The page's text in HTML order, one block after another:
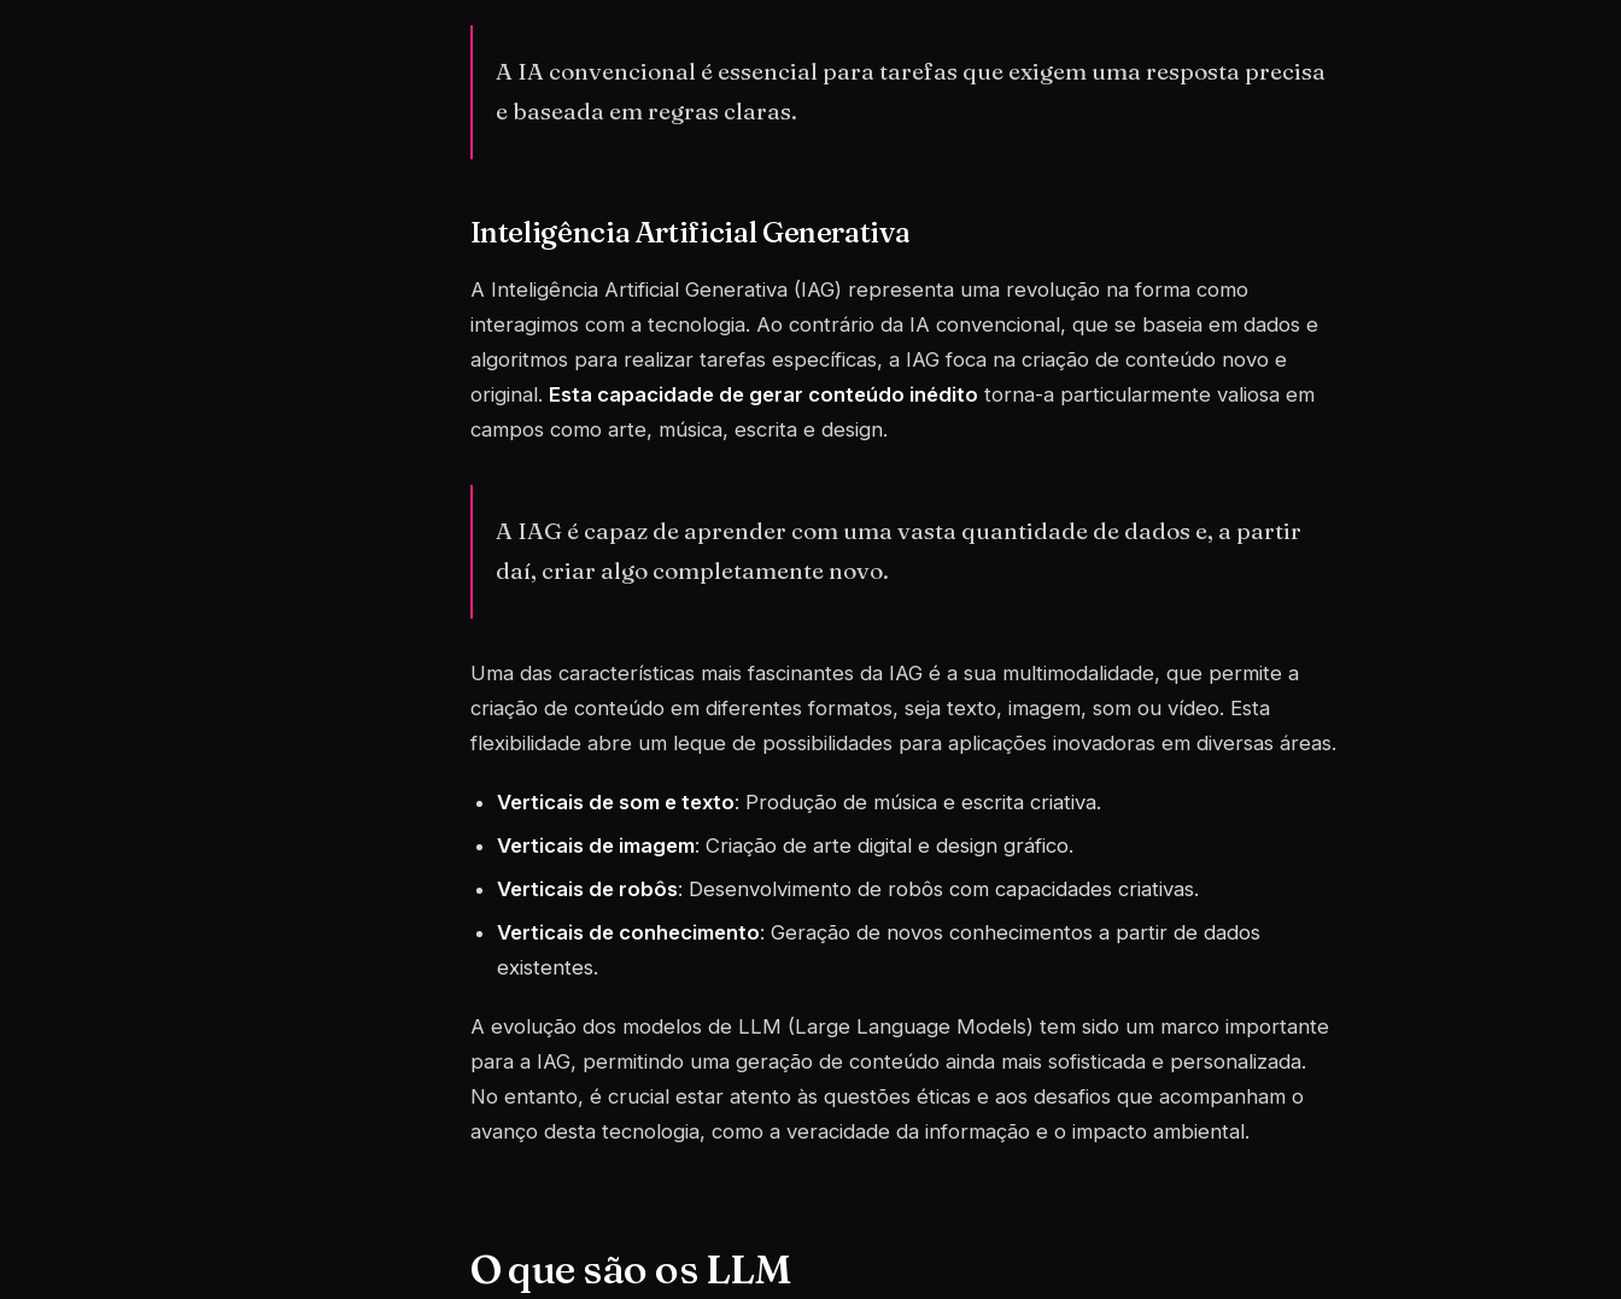
A IA convencional é essencial para tarefas que exigem uma resposta precisa
e baseada em regras claras.
Inteligência Artificial Generativa
A Inteligência Artificial Generativa (IAG) representa uma revolução na forma como
interagimos com a tecnologia. Ao contrário da IA convencional, que se baseia em dados e
algoritmos para realizar tarefas específicas, a IAG foca na criação de conteúdo novo e
original. Esta capacidade de gerar conteúdo inédito torna-a particularmente valiosa em
campos como arte, música, escrita e design.
A IAG é capaz de aprender com uma vasta quantidade de dados e, a partir
daí, criar algo completamente novo.
Uma das características mais fascinantes da IAG é a sua multimodalidade, que permite a
criação de conteúdo em diferentes formatos, seja texto, imagem, som ou vídeo. Esta
flexibilidade abre um leque de possibilidades para aplicações inovadoras em diversas áreas.
Verticais de som e texto: Produção de música e escrita criativa.
Verticais de imagem: Criação de arte digital e design gráfico.
Verticais de robôs: Desenvolvimento de robôs com capacidades criativas.
Verticais de conhecimento: Geração de novos conhecimentos a partir de dados
existentes.
A evolução dos modelos de LLM (Large Language Models) tem sido um marco importante
para a IAG, permitindo uma geração de conteúdo ainda mais sofisticada e personalizada.
No entanto, é crucial estar atento às questões éticas e aos desafios que acompanham o
avanço desta tecnologia, como a veracidade da informação e o impacto ambiental.
O que são os LLM